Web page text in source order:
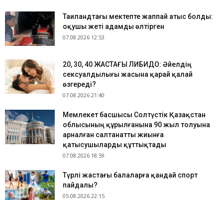
Таиландтағы мектепте жаппай атыс болды:
оқушы жеті адамды өлтірген
07.08.2026 12:53
​20, 30, 40 ЖАСТАҒЫ ЛИБИДО: Әйелдің
сексуалдылығы жасына қарай қалай
өзгереді?
07.08.2026 21:40
Мемлекет басшысы Солтүстік Қазақстан
облысының құрылғанына 90 жыл толуына
арналған салтанатты жиынға
қатысушыларды құттықтады
07.08.2026 18:59
​Түрлі жастағы балаларға қандай спорт
пайдалы?
05.08.2026 22:15